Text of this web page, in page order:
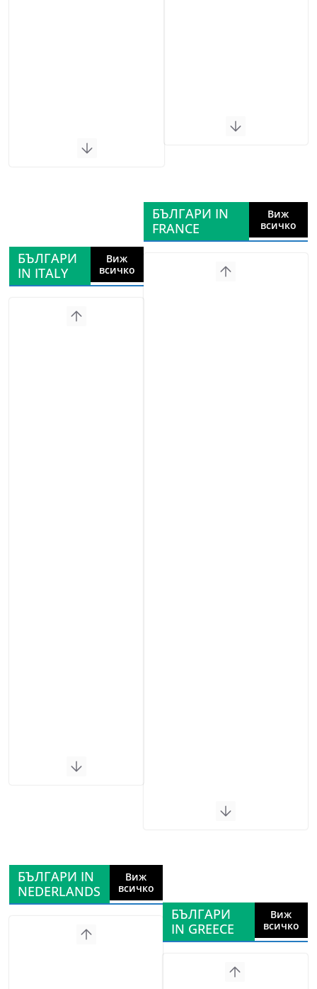
БЪЛГАРИ
IN ITALY
Виж
всичко
БЪЛГАРИ IN
FRANCE
Виж
всичко
БЪЛГАРИ IN
NEDERLANDS
Виж
всичко
БЪЛГАРИ
IN GREECE
Виж
всичко